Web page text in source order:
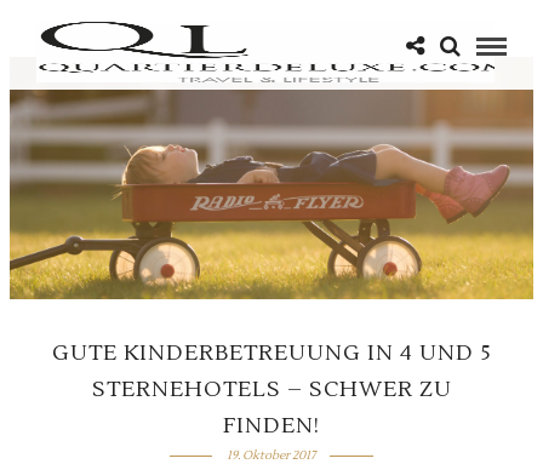
GUTE KINDERBETREUUNG IN 4 UND 5
STERNEHOTELS – SCHWER ZU
FINDEN!
19. Oktober 2017